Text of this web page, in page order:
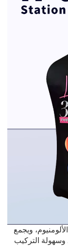
ويجمع
التركيب